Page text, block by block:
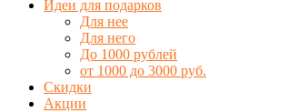
Идеи для подарков
Для нее
Для него
До 1000 рублей
от 1000 до 3000 руб.
Скидки
Акции